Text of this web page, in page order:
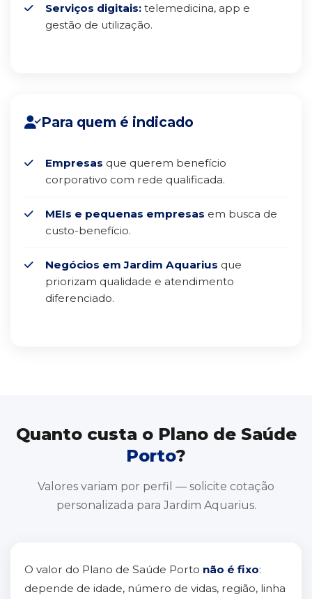
Serviços digitais: telemedicina, app e
gestão de utilização.
Para quem é indicado
Empresas que querem benefício
corporativo com rede qualificada.
MEIs e pequenas empresas em busca de
custo-benefício.
Negócios em Jardim Aquarius que
priorizam qualidade e atendimento
diferenciado.
Quanto custa o Plano de Saúde
Porto?
Valores variam por perfil — solicite cotação
personalizada para Jardim Aquarius.
O valor do Plano de Saúde Porto não é fixo:
depende de idade, número de vidas, região, linha